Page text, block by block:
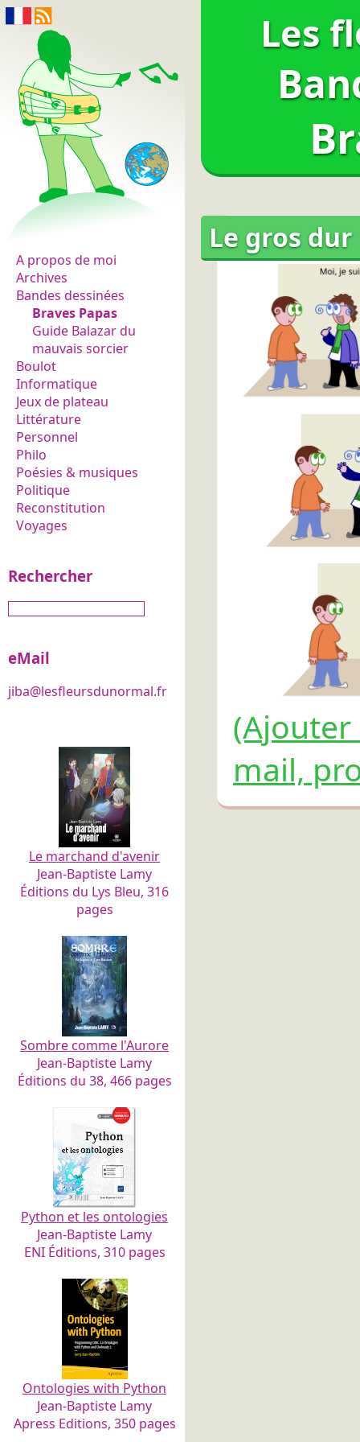
Les fleurs du normal
A propos de moi
Archives
Bandes dessinées
Braves Papas
Guide Balazar du
mauvais sorcier
Boulot
Informatique
Jeux de plateau
Littérature
Personnel
Philo
Poésies & musiques
Politique
Reconstitution
Voyages
Rechercher
eMail
jiba@lesfleursdunormal.fr
Le marchand d'avenir
Jean-Baptiste Lamy
Éditions du Lys Bleu, 316
pages
Sombre comme l'Aurore
Jean-Baptiste Lamy
Éditions du 38, 466 pages
Python et les ontologies
Jean-Baptiste Lamy
ENI Éditions, 310 pages
Ontologies with Python
Jean-Baptiste Lamy
Apress Editions, 350 pages
Les
Le gros dur
mail,